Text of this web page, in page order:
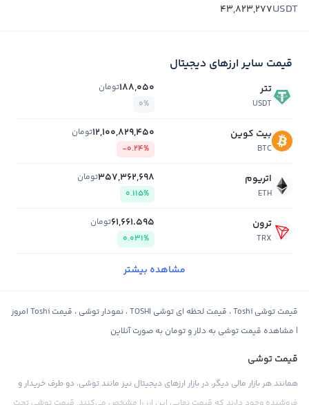
USDT
43,823,277
قیمت سایر ارزهای دیجیتال
تتر
USDT
188,050تومان
0%
بیت کوین
BTC
12,100,829,450تومان
-0.24%
اتریوم
ETH
357,362,698تومان
0.115%
ترون
TRX
61,661.595تومان
0.031%
مشاهده بیشتر
قیمت توشی Toshi ، قیمت لحظه ای توشی TOSHI ، نمودار توشی ، قیمت Toshi امروز
| مشاهده قیمت توشی به دلار و تومان به صورت آنلاین
قیمت توشی
همانند هر بازار مالی دیگر، در بازار ارزهای دیجیتال نیز مانند توشی، دو طرف خریدار و